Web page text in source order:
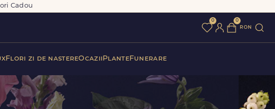
Cadou
0 0
ron
Flori zi de nastereOcazii PlanteFunerare